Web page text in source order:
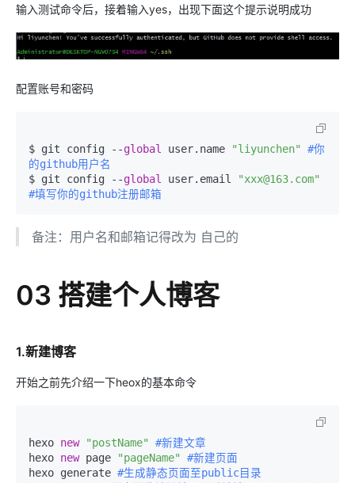
输入测试命令后，接着输入yes，出现下面这个提示说明成功
配置账号和密码
$ git config --global user.name "liyunchen"
#你
的github用户名
$ git config --global user.email
"xxx@163.com"
#填写你的github注册邮箱
备注：用户名和邮箱记得改为 自己的
03 搭建个人博客
1.新建博客
开始之前先介绍一下heox的基本命令
hexo new "postName"
#新建文章
hexo new page "pageName"
#新建页面
hexo generate #生成静态页面至public目录